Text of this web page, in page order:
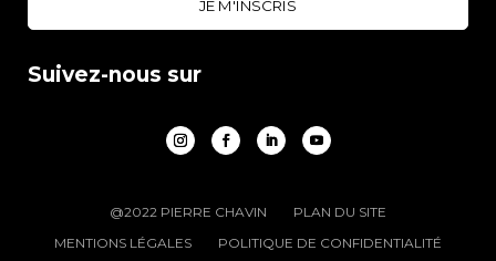
Suivez-nous sur
@2022 PIERRE CHAVIN
PLAN DU SITE
MENTIONS LÉGALES
POLITIQUE DE CONFIDENTIALITÉ